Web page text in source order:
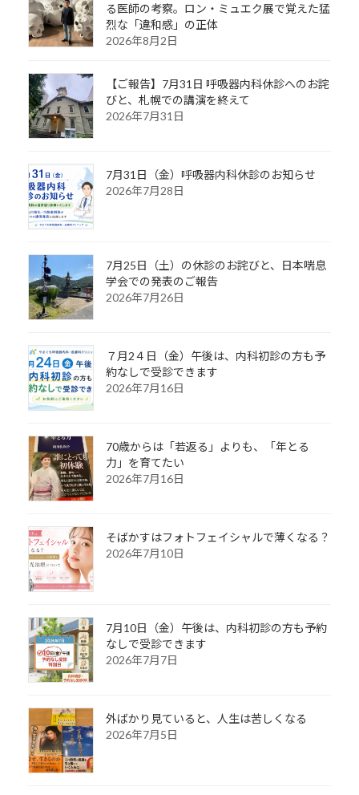
る医師の考察。ロン・ミュエク展で覚えた猛
烈な「違和感」の正体
2026年8月2日
【ご報告】7月31日 呼吸器内科休診へのお詫
びと、札幌での講演を終えて
2026年7月31日
7月31日（金）呼吸器内科休診のお知らせ
2026年7月28日
7月25日（土）の休診のお詫びと、日本喘息
学会での発表のご報告
2026年7月26日
７月2４日（金）午後は、内科初診の方も予
約なしで受診できます
2026年7月16日
70歳からは「若返る」よりも、「年とる
力」を育てたい
2026年7月16日
そばかすはフォトフェイシャルで薄くなる？
2026年7月10日
7月10日（金）午後は、内科初診の方も予約
なしで受診できます
2026年7月7日
外ばかり見ていると、人生は苦しくなる
2026年7月5日